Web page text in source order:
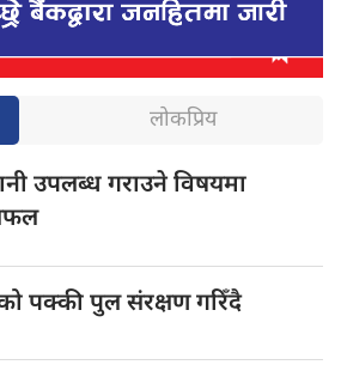
लोकप्रिय
उपलब्ध गराउने विषयमा
पक्की पुल संरक्षण गरिँदै